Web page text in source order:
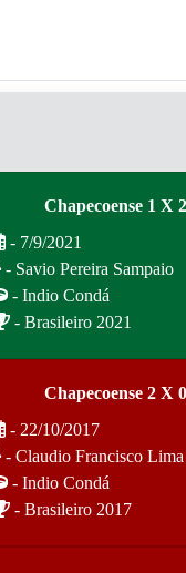
Chapecoense 1 X
- 7/9/2021
- Savio Pereira Sampaio
- Indio Condá
- Brasileiro 2021
Chapecoense 2 X
- 22/10/2017
- Claudio Francisco Lima
- Indio Condá
- Brasileiro 2017